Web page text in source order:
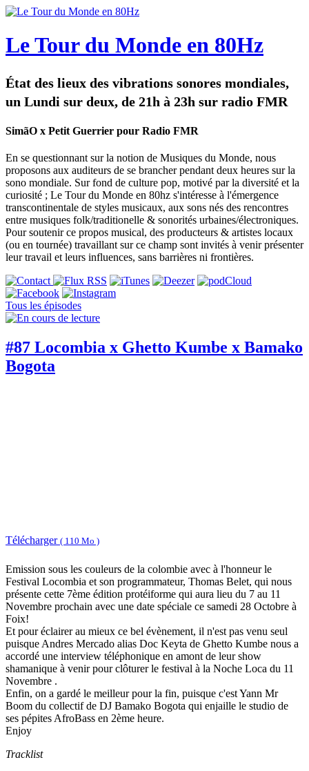
Le Tour du Monde en 80Hz
État des lieux des vibrations sonores mondiales,
un Lundi sur deux, de 21h à 23h sur radio FMR
SimãO x Petit Guerrier pour Radio FMR
En se questionnant sur la notion de Musiques du Monde, nous
proposons aux auditeurs de se brancher pendant deux heures sur la
sono mondiale. Sur fond de culture pop, motivé par la diversité et la
curiosité ; Le Tour du Monde en 80hz s'intéresse à l'émergence
transcontinentale de styles musicaux, aux sons nés des rencontres
entre musiques folk/traditionelle & sonorités urbaines/électroniques.
Pour soutenir ce propos musical, des producteurs & artistes locaux
(ou en tournée) travaillant sur ce champ sont invités à venir présenter
leur travail et leurs influences, sans barrières ni frontières.
Tous les épisodes
#87 Locombia x Ghetto Kumbe x Bamako
Bogota
Télécharger ( 110 Mo )
Emission sous les couleurs de la colombie avec à l'honneur le
Festival Locombia et son programmateur, Thomas Belet, qui nous
présente cette 7ème édition protéiforme qui aura lieu du 7 au 11
Novembre prochain avec une date spéciale ce samedi 28 Octobre à
Foix!
Et pour éclairer au mieux ce bel évènement, il n'est pas venu seul
puisque Andres Mercado alias Doc Keyta de Ghetto Kumbe nous a
accordé une interview téléphonique en amont de leur show
shamanique à venir pour clôturer le festival à la Noche Loca du 11
Novembre .
Enfin, on a gardé le meilleur pour la fin, puisque c'est Yann Mr
Boom du collectif de DJ Bamako Bogota qui enjaille le studio de
ses pépites AfroBass en 2ème heure.
Enjoy
Tracklist